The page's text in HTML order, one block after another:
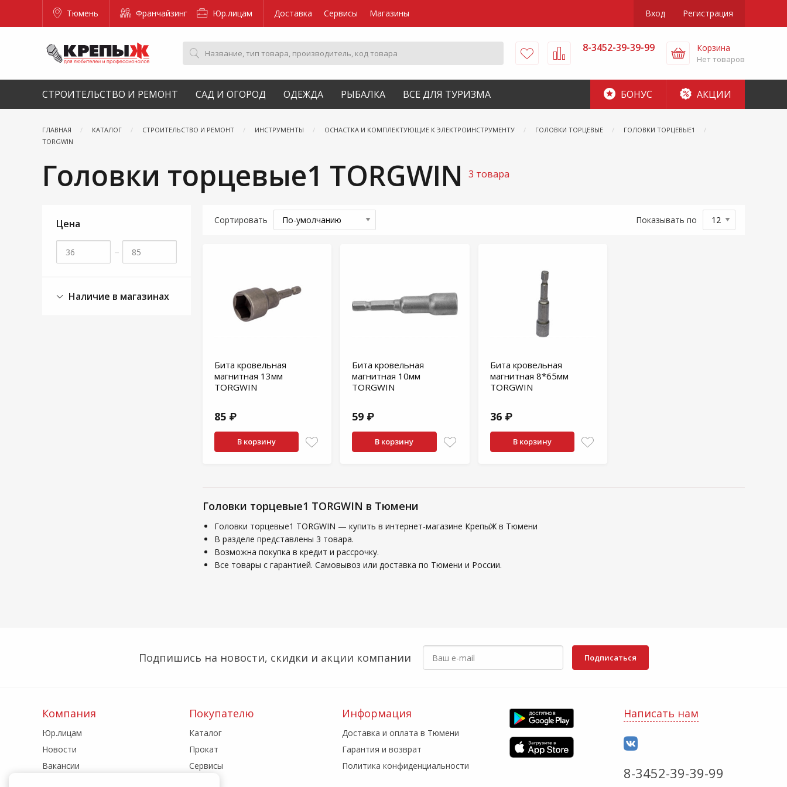
Тюмень Франчайзинг Юр.лицам Доставка Сервисы Магазины Вход Регистрация
8-3452-39-39-99 Корзина
Нет товаров
СТРОИТЕЛЬСТВО И РЕМОНТ САД И ОГОРОД ОДЕЖДА РЫБАЛКА ВСЕ ДЛЯ ТУРИЗМА БОНУС АКЦИИ
ГЛАВНАЯ КАТАЛОГ СТРОИТЕЛЬСТВО И РЕМОНТ ИНСТРУМЕНТЫ ОСНАСТКА И КОМПЛЕКТУЮЩИЕ К ЭЛЕКТРОИНСТРУМЕНТУ ГОЛОВКИ ТОРЦЕВЫЕ
ГОЛОВКИ ТОРЦЕВЫЕ1
TORGWIN
Головки торцевые1 TORGWIN 3 товара
Цена
–
Наличие в магазинах
Сортировать Показывать по
Бита кровельная
магнитная 13мм
TORGWIN
85 ₽
В корзину
Бита кровельная
магнитная 10мм
TORGWIN
59 ₽
В корзину
Бита кровельная
магнитная 8*65мм
TORGWIN
36 ₽
В корзину
Головки торцевые1 TORGWIN в Тюмени
Головки торцевые1 TORGWIN — купить в интернет-магазине КрепыЖ в Тюмени
В разделе представлены 3 товара.
Возможна покупка в кредит и рассрочку.
Все товары с гарантией. Самовывоз или доставка по Тюмени и России.
Подпишись на новости, скидки и акции компании Подписаться
Компания
Юр.лицам
Новости
Вакансии
Покупателю
Каталог
Прокат
Сервисы
Информация
Доставка и оплата в Тюмени
Гарантия и возврат
Политика конфиденциальности
Написать нам
8-3452-39-39-99